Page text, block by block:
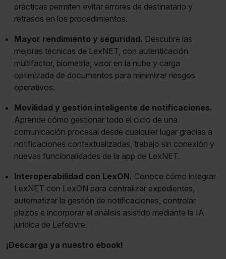
prácticas permiten evitar errores de destinatario y
retrasos en los procedimientos.
Mayor rendimiento y seguridad. Descubre las
mejoras técnicas de LexNET, con autenticación
multifactor, biometría, visor en la nube y carga
optimizada de documentos para minimizar riesgos
operativos.
Movilidad y gestión inteligente de notificaciones.
Aprende cómo gestionar todo el ciclo de una
comunicación procesal desde cualquier lugar gracias a
notificaciones contextualizadas, trabajo sin conexión y
nuevas funcionalidades de la app de LexNET.
Interoperabilidad con LexON. Conoce cómo integrar
LexNET con LexON para centralizar expedientes,
automatizar la gestión de notificaciones, controlar
plazos e incorporar el análisis asistido mediante la IA
jurídica de Lefebvre.
¡Descarga ya nuestro ebook!